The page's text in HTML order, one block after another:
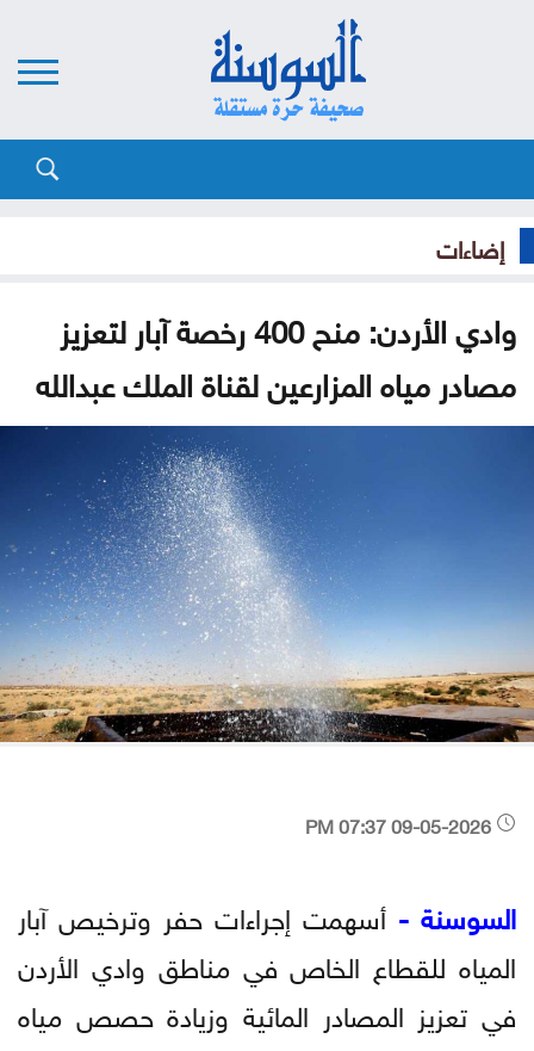
إضاءات
وادي الأردن: منح 400 رخصة آبار لتعزيز
مصادر مياه المزارعين لقناة الملك عبدالله
السوسنة - أسهمت إجراءات حفر وترخيص آبار
المياه للقطاع الخاص في مناطق وادي الأردن
في تعزيز المصادر المائية وزيادة حصص مياه